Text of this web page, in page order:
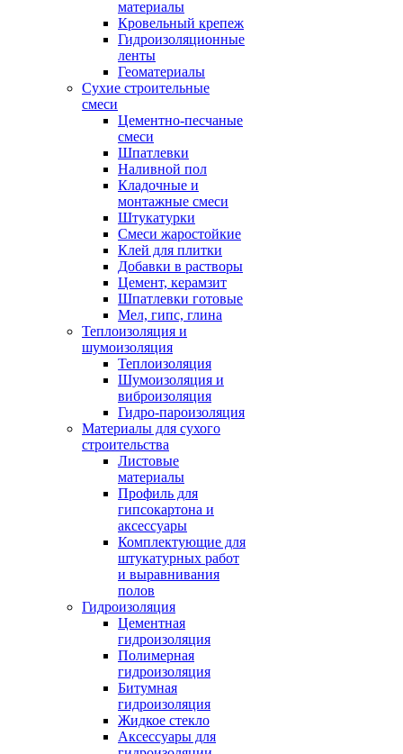
материалы
Кровельный крепеж
Гидроизоляционные
ленты
Геоматериалы
Сухие строительные
смеси
Цементно-песчаные
смеси
Шпатлевки
Наливной пол
Кладочные и
монтажные смеси
Штукатурки
Смеси жаростойкие
Клей для плитки
Добавки в растворы
Цемент, керамзит
Шпатлевки готовые
Мел, гипс, глина
Теплоизоляция и
шумоизоляция
Теплоизоляция
Шумоизоляция и
виброизоляция
Гидро-пароизоляция
Материалы для сухого
строительства
Листовые
материалы
Профиль для
гипсокартона и
аксессуары
Комплектующие для
штукатурных работ
и выравнивания
полов
Гидроизоляция
Цементная
гидроизоляция
Полимерная
гидроизоляция
Битумная
гидроизоляция
Жидкое стекло
Аксессуары для